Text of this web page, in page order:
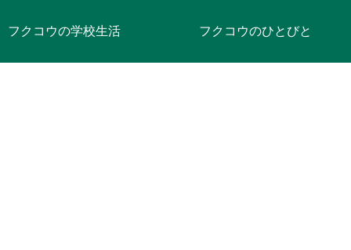
フクコウの学校生活 フクコウのひとびと